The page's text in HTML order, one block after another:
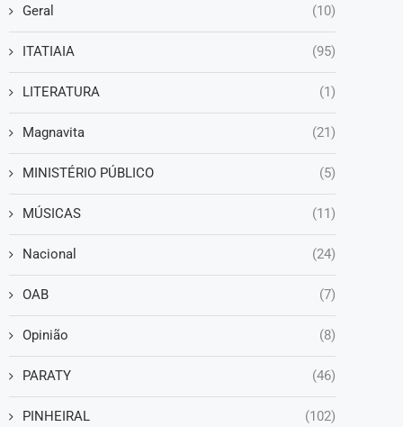
Geral (10)
ITATIAIA (95)
LITERATURA (1)
Magnavita (21)
MINISTÉRIO PÚBLICO (5)
MÚSICAS (11)
Nacional (24)
OAB (7)
Opinião (8)
PARATY (46)
PINHEIRAL (102)